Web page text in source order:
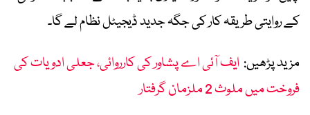
کے روایتی طریقہ کار کی جگہ جدید ڈیجیٹل نظام لے گا۔
مزید پڑھیں: ایف آئی اے پشاور کی کارروائی، جعلی ادویات کی
فروخت میں ملوث 2 ملزمان گرفتار